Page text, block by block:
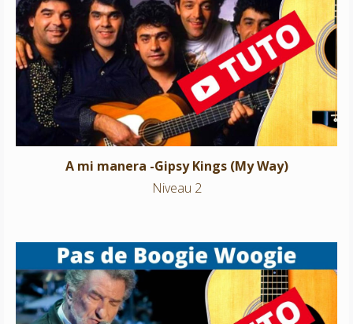
A mi manera -Gipsy Kings (My Way)
Niveau 2
A mi manera -Gipsy Kings (My Way)
Niveau 2
Pas de Boogie Woogie – E.Mitchell